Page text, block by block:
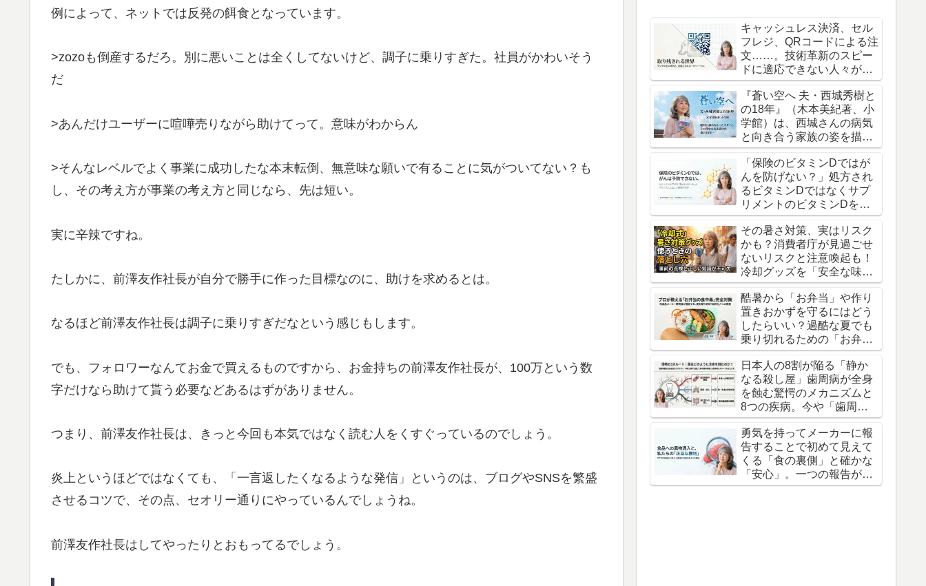
例によって、ネットでは反発の餌食となっています。
>zozoも倒産するだろ。別に悪いことは全くしてないけど、調子に乗りすぎた。社員がかわいそう
だ
>あんだけユーザーに喧嘩売りながら助けてって。意味がわからん
>そんなレベルでよく事業に成功したな本末転倒、無意味な願いで有ることに気がついてない？も
し、その考え方が事業の考え方と同じなら、先は短い。
実に辛辣ですね。
たしかに、前澤友作社長が自分で勝手に作った目標なのに、助けを求めるとは。
なるほど前澤友作社長は調子に乗りすぎだなという感じもします。
でも、フォロワーなんてお金で買えるものですから、お金持ちの前澤友作社長が、100万という数
字だけなら助けて貰う必要などあるはずがありません。
つまり、前澤友作社長は、きっと今回も本気ではなく読む人をくすぐっているのでしょう。
炎上というほどではなくても、「一言返したくなるような発信」というのは、ブログやSNSを繁盛
させるコツで、その点、セオリー通りにやっているんでしょうね。
前澤友作社長はしてやったりとおもってるでしょう。
キャッシュレス決済、セル
フレジ、QRコードによる注
文……。技術革新のスピー
ドに適応できない人々が置
き去りにされていく現実。
『蒼い空へ 夫・西城秀樹と
の18年』（木本美紀著、小
学館）は、西城さんの病気
と向き合う家族の姿を描い
た、渾身の記録です。
「保険のビタミンDではが
んを防げない？」処方され
るビタミンDではなくサプ
リメントのビタミンDを摂
るべきという衝撃の真実
その暑さ対策、実はリスク
かも？消費者庁が見過ごせ
ないリスクと注意喚起も！
冷却グッズを「安全な味
方」にするための意外な盲
点
酷暑から「お弁当」や作り
置きおかずを守るにはどう
したらいい？過酷な夏でも
乗り切れるための「お弁当
の防衛術」3つの知恵
日本人の8割が陥る「静か
なる殺し屋」歯周病が全身
を蝕む驚愕のメカニズムと
8つの疾病。今や「歯周病
は万病のもと」とすら言わ
れている。
勇気を持ってメーカーに報
告することで初めて見えて
くる「食の裏側」と確かな
「安心」。一つの報告が不
信感を信頼へと変えます